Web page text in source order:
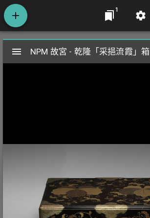
1
Mirador
閱
NPM 故宮 - 乾隆「采挹流霞」箱
NPM 故宮 - 乾隆「采挹流霞」箱